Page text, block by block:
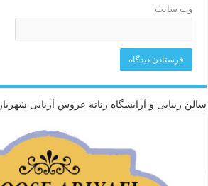
وب‌ سایت
سالن زیبایی و آرایشگاه زنانه عروس آریایی شهریار